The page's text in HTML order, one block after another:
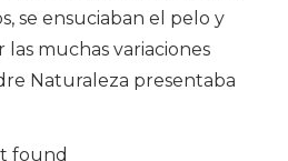
se ensuciaban el pelo y
muchas variaciones
Naturaleza presentaba
found